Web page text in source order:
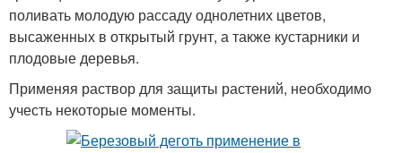
поливать молодую рассаду однолетних цветов,
высаженных в открытый грунт, а также кустарники и
плодовые деревья.
Применяя раствор для защиты растений, необходимо
учесть некоторые моменты.